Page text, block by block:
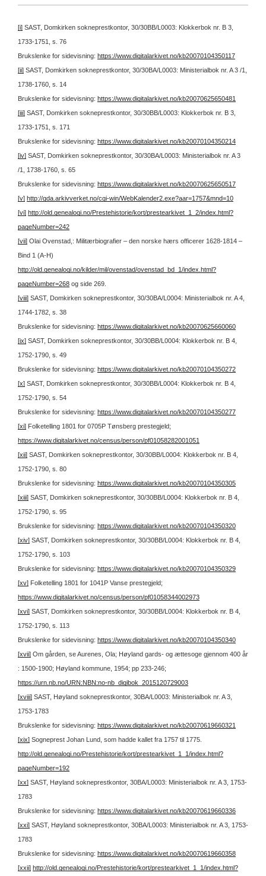
[i] SAST, Domkirken sokneprestkontor, 30/30BB/L0003: Klokkerbok nr. B 3,
1733-1751, s. 76
Brukslenke for sidevisning: https://www.digitalarkivet.no/kb20070104350117
[ii] SAST, Domkirken sokneprestkontor, 30/30BA/L0003: Ministerialbok nr. A 3 /1,
1738-1760, s. 14
Brukslenke for sidevisning: https://www.digitalarkivet.no/kb20070625650481
[iii] SAST, Domkirken sokneprestkontor, 30/30BB/L0003: Klokkerbok nr. B 3,
1733-1751, s. 171
Brukslenke for sidevisning: https://www.digitalarkivet.no/kb20070104350214
[iv] SAST, Domkirken sokneprestkontor, 30/30BA/L0003: Ministerialbok nr. A 3
/1, 1738-1760, s. 65
Brukslenke for sidevisning: https://www.digitalarkivet.no/kb20070625650517
[v] http://gda.arkivverket.no/cgi-win/WebKalender2.exe?aar=1757&mnd=10
[vi] http://old.genealogi.no/Prestehistorie/kort/prestearkivet_1_2/index.html?
pageNumber=242
[vii] Olai Ovenstad,: Militærbiografier – den norske hærs officerer 1628-1814 –
Bind 1 (A-H)
http://old.genealogi.no/kilder/mil/ovenstad/ovenstad_bd_1/index.html?
pageNumber=268 og side 269.
[viii] SAST, Domkirken sokneprestkontor, 30/30BA/L0004: Ministerialbok nr. A 4,
1744-1782, s. 38
Brukslenke for sidevisning: https://www.digitalarkivet.no/kb20070625660060
[ix] SAST, Domkirken sokneprestkontor, 30/30BB/L0004: Klokkerbok nr. B 4,
1752-1790, s. 49
Brukslenke for sidevisning: https://www.digitalarkivet.no/kb20070104350272
[x] SAST, Domkirken sokneprestkontor, 30/30BB/L0004: Klokkerbok nr. B 4,
1752-1790, s. 54
Brukslenke for sidevisning: https://www.digitalarkivet.no/kb20070104350277
[xi] Folketelling 1801 for 0705P Tønsberg prestegjeld;
https://www.digitalarkivet.no/census/person/pf01058282001051
[xii] SAST, Domkirken sokneprestkontor, 30/30BB/L0004: Klokkerbok nr. B 4,
1752-1790, s. 80
Brukslenke for sidevisning: https://www.digitalarkivet.no/kb20070104350305
[xiii] SAST, Domkirken sokneprestkontor, 30/30BB/L0004: Klokkerbok nr. B 4,
1752-1790, s. 95
Brukslenke for sidevisning: https://www.digitalarkivet.no/kb20070104350320
[xiv] SAST, Domkirken sokneprestkontor, 30/30BB/L0004: Klokkerbok nr. B 4,
1752-1790, s. 103
Brukslenke for sidevisning: https://www.digitalarkivet.no/kb20070104350329
[xv] Folketelling 1801 for 1041P Vanse prestegjeld;
https://www.digitalarkivet.no/census/person/pf01058344002973
[xvi] SAST, Domkirken sokneprestkontor, 30/30BB/L0004: Klokkerbok nr. B 4,
1752-1790, s. 113
Brukslenke for sidevisning: https://www.digitalarkivet.no/kb20070104350340
[xvii] Om gården, se Aurenes, Ola; Høyland gards- og ættesoge gjennom 400 år
: 1500-1900; Høyland kommune, 1954; pp 233-246;
https://urn.nb.no/URN:NBN:no-nb_digibok_2015120729003
[xviii] SAST, Høyland sokneprestkontor, 30BA/L0003: Ministerialbok nr. A 3,
1753-1783
Brukslenke for sidevisning: https://www.digitalarkivet.no/kb20070619660321
[xix] Sogneprest Johan Lund, som hadde kallet fra 1757 til 1775.
http://old.genealogi.no/Prestehistorie/kort/prestearkivet_1_1/index.html?
pageNumber=192
[xx] SAST, Høyland sokneprestkontor, 30BA/L0003: Ministerialbok nr. A 3, 1753-
1783
Brukslenke for sidevisning: https://www.digitalarkivet.no/kb20070619660336
[xxi] SAST, Høyland sokneprestkontor, 30BA/L0003: Ministerialbok nr. A 3, 1753-
1783
Brukslenke for sidevisning: https://www.digitalarkivet.no/kb20070619660358
[xxii] http://old.genealogi.no/Prestehistorie/kort/prestearkivet_1_1/index.html?